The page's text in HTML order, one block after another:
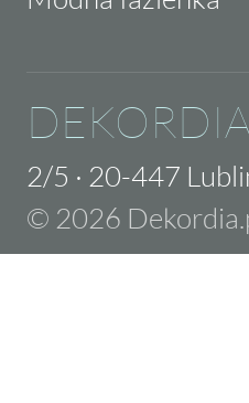
2/5 · 20-447
© 2026